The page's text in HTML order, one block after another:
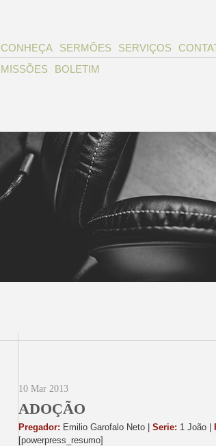
CONHEÇA SERMÕES SERVIÇOS
MISSÕES
BOLETIM
10 Mar 2013
ADOÇÃO
Pregador: Emilio Garofalo Neto | Serie: 1 João |
[powerpress_resumo]